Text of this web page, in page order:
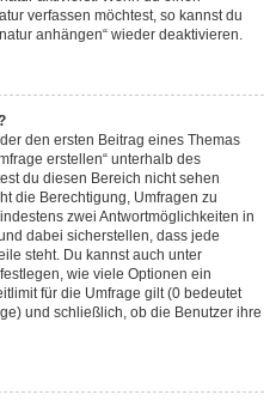
verfassen möchtest, so kannst du
anhängen“ wieder deaktivieren.
den ersten Beitrag eines Themas
erstellen“ unterhalb des
du diesen Bereich nicht sehen
die Berechtigung, Umfragen zu
zwei Antwortmöglichkeiten in
dabei sicherstellen, dass jede
steht. Du kannst auch unter
wie viele Optionen ein
für die Umfrage gilt (0 bedeutet
und schließlich, ob die Benutzer ihre